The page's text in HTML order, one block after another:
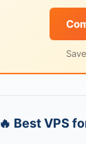
🔥 Best VPS